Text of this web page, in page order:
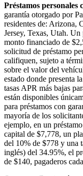
Préstamos personales
garantía otorgado por
residentes de: Arizona,
Jersey, Texas, Utah.
monto financiado de
solicitud de préstamo
califiquen, sujeto a
sobre el valor del
estado donde presenta
tasas APR más bajas
están disponibles
para préstamos con
mayoría de los
ejemplo, en un
capital de $7,778, un
del 10% de $778 y una
inglés) del 34.95%, el
de $140, pagaderos